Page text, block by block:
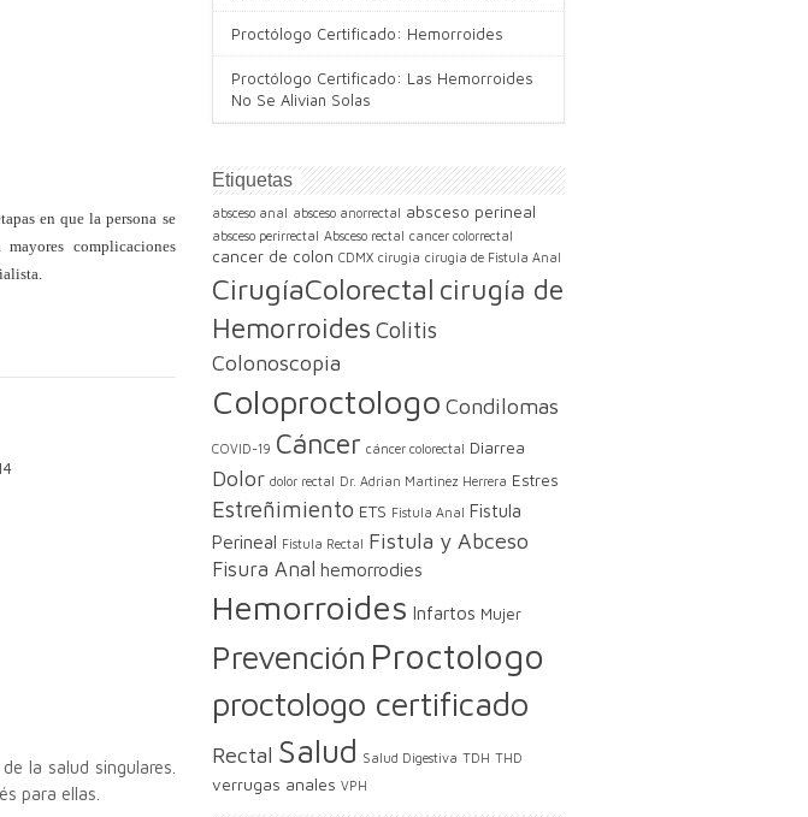
en que la persona se
complicaciones
la salud singulares.
para ellas.
Proctólogo Certificado: Hemorroides
Proctólogo Certificado: Las Hemorroides
No Se Alivian Solas
Etiquetas
absceso anal absceso anorrectal absceso perineal
absceso perirrectal Absceso rectal cancer colorrectal
cancer de colon CDMX cirugia cirugia de Fistula Anal
CirugíaColorectal cirugía de
Hemorroides Colitis
Colonoscopia
Coloproctologo Condilomas
COVID-19 Cáncer cáncer colorectal Diarrea
Dolor dolor rectal Dr. Adrian Martinez Herrera Estres
Estreñimiento ETS Fistula Anal Fistula
Perineal Fistula Rectal Fistula y Abceso
Fisura Anal hemorrodies
Hemorroides Infartos Mujer
Prevención Proctologo
proctologo certificado
Rectal Salud Salud Digestiva TDH THD
verrugas anales VPH